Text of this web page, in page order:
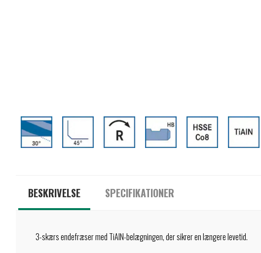
BESKRIVELSE SPECIFIKATIONER
3-skærs endefræser med TiAlN-belægningen, der sikrer en længere levetid.